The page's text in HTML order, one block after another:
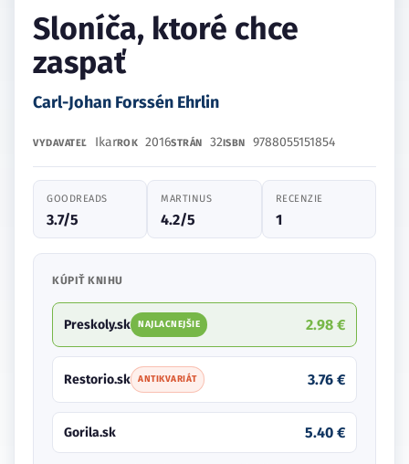
Sloníča, ktoré chce
zaspať
Carl-Johan Forssén Ehrlin
VYDAVATEĽ IkarROK 2016STRÁN 32ISBN 9788055151854
GOODREADS
3.7/5
MARTINUS
4.2/5
RECENZIE
1
KÚPIŤ KNIHU
Preskoly.sk NAJLACNEJŠIE 2.98 €
Restorio.sk ANTIKVARIÁT 3.76 €
Gorila.sk 5.40 €